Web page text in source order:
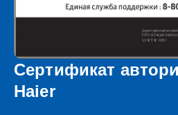
Сертификат
Haier